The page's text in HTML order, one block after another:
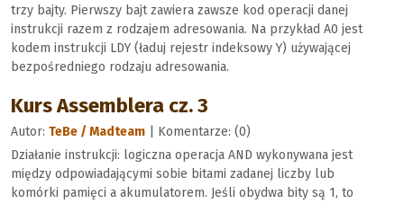
trzy bajty. Pierwszy bajt zawiera zawsze kod operacji danej
instrukcji razem z rodzajem adresowania. Na przykład A0 jest
kodem instrukcji LDY (ładuj rejestr indeksowy Y) używającej
bezpośredniego rodzaju adresowania.
Kurs Assemblera cz. 3
Autor: TeBe / Madteam | Komentarze: (0)
Działanie instrukcji: logiczna operacja AND wykonywana jest
między odpowiadającymi sobie bitami zadanej liczby lub
komórki pamięci a akumulatorem. Jeśli obydwa bity są 1, to